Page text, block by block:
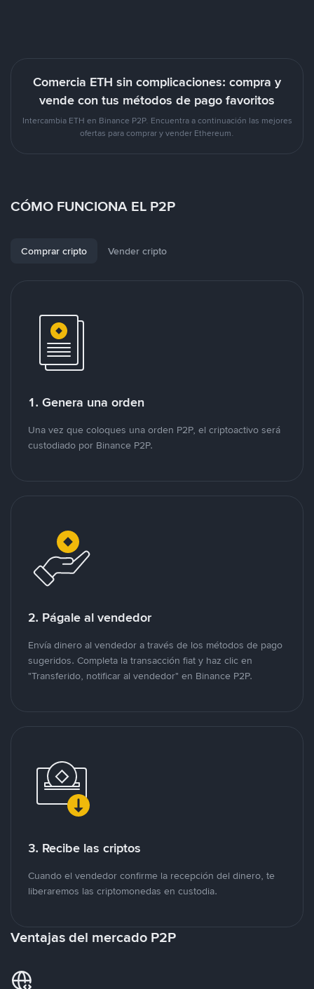
Comercia ETH sin complicaciones: compra y
vende con tus métodos de pago favoritos
Intercambia ETH en Binance P2P. Encuentra a continuación las mejores
ofertas para comprar y vender Ethereum.
CÓMO FUNCIONA EL P2P
Comprar cripto Vender cripto
1. Genera una orden
Una vez que coloques una orden P2P, el criptoactivo será
custodiado por Binance P2P.
2. Págale al vendedor
Envía dinero al vendedor a través de los métodos de pago
sugeridos. Completa la transacción fiat y haz clic en
"Transferido, notificar al vendedor" en Binance P2P.
3. Recibe las criptos
Cuando el vendedor confirme la recepción del dinero, te
liberaremos las criptomonedas en custodia.
Ventajas del mercado P2P